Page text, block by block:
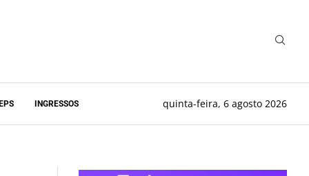
INGRESSOS quinta-feira, 6 agosto 2026